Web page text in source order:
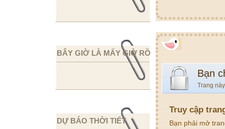
BÂY GIỜ LÀ MẤY GIỜ RỒI
DỰ BÁO THỜI TIẾT
Bạn
Trang
Truy cập
Bạn phải mở